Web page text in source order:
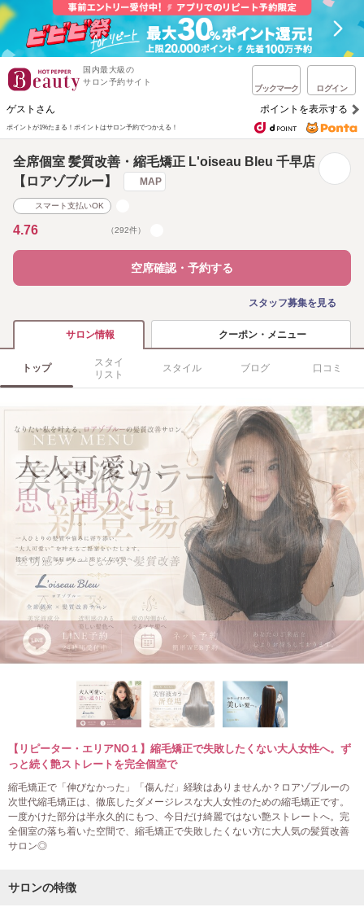
国内最大級の
サロン予約サイト
ブックマーク ログイン
ゲストさん ポイントを表示する
ポイントが1%たまる！ ポイントはサロン予約でつかえる！
全席個室 髪質改善・縮毛矯正 L'oiseau Bleu 千早店
【ロアゾブルー】
MAP
スマート支払いOK
4.76 （292件）
空席確認・予約する
スタッフ募集を見る
サロン情報 クーポン・メニュー
トップ
スタイ
リスト
スタイル ブログ 口コミ
【リピーター・エリアNO１】縮毛矯正で失敗したくない大人女性へ。ず
っと続く艶ストレートを完全個室で
縮毛矯正で「伸びなかった」「傷んだ」経験はありませんか？ロアゾブルーの
次世代縮毛矯正は、徹底したダメージレスな大人女性のための縮毛矯正です。
一度かけた部分は半永久的にもつ、今日だけ綺麗ではない艶ストレートへ。完
全個室の落ち着いた空間で、縮毛矯正で失敗したくない方に大人気の髪質改善
サロン◎
サロンの特徴